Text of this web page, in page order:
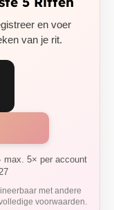
en voer
van je rit.
max. 5× per account
met andere
voorwaarden.